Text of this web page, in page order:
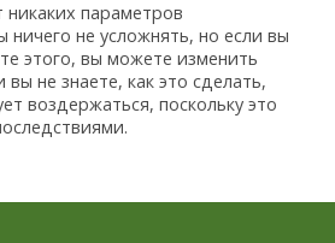
никаких параметров
ничего не усложнять, но если вы
этого, вы можете изменить
вы не знаете, как это сделать,
воздержаться, поскольку это